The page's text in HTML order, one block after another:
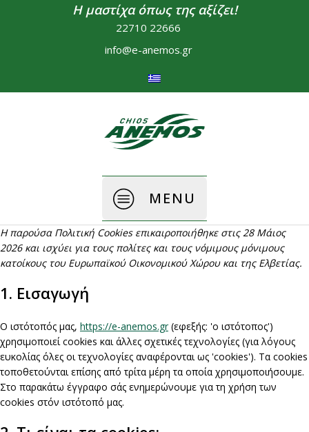
Η μαστίχα όπως της αξίζει!
22710 22666
info@e-anemos.gr
MENU
Η παρούσα Πολιτική Cookies επικαιροποιήθηκε στις 28 Μάιος
2026 και ισχύει για τους πολίτες και τους νόμιμους μόνιμους
κατοίκους του Ευρωπαϊκού Οικονομικού Χώρου και της Ελβετίας.
1. Εισαγωγή
Ο ιστότοπός μας, https://e-anemos.gr(εφεξής: 'ο ιστότοπος')
χρησιμοποιεί cookies και άλλες σχετικές τεχνολογίες (για λόγους
ευκολίας όλες οι τεχνολογίες αναφέρονται ως 'cookies'). Τα cookies
τοποθετούνται επίσης από τρίτα μέρη τα οποία χρησιμοποιήσουμε.
Στο παρακάτω έγγραφο σάς ενημερώνουμε για τη χρήση των
cookies στόν ιστότοπό μας.